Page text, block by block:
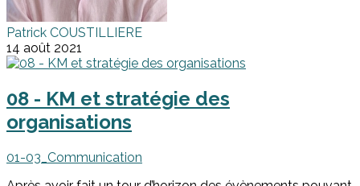
Patrick COUSTILLIERE
14 août 2021
08 - KM et stratégie des
organisations
01-03_Communication